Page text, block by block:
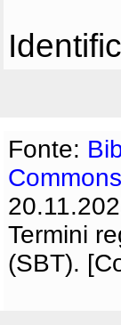
Fonte:
Termini
(SBT).